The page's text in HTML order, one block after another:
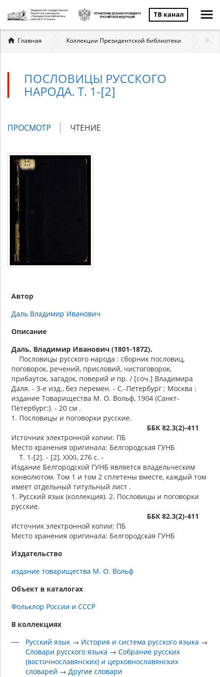
ТВ канал
Вы
здесь
Главная Коллекции Президентской библиотеки
ПОСЛОВИЦЫ РУССКОГО
НАРОДА. Т. 1-[2]
Главные
ПРОСМОТР (АКТИВНАЯ
ЧТЕНИЕ
Автор
Даль Владимир Иванович
Описание
Даль, Владимир Иванович (1801-1872).
Пословицы русского народа : сборник пословиц,
поговорок, речений, присловий, чистоговорок,
прибауток, загадок, поверий и пр. / [соч.] Владимира
Даля. - 3-е изд., без перемен. - С.-Петербург ; Москва :
издание Товарищества М. О. Вольф, 1904 (Санкт-
Петербург:). - 20 см .
1. Пословицы и поговорки русские.
ББК 82.3(2)-411
Источник электронной копии: ПБ
Место хранения оригинала: Белгородская ГУНБ
Т. 1-[2]. - [2], XXXI, 276 с. -
Издание Белгородской ГУНБ является владельческим
конволютом. Том 1 и том 2 сплетены вместе, каждый том
имеет отдельный титульный лист .
1. Русский язык (коллекция). 2. Пословицы и поговорки
русские.
ББК 82.3(2)-411
Источник электронной копии: ПБ
Место хранения оригинала: Белгородская ГУНБ
Издательство
издание товарищества М. О. Вольф
Объект в каталогах
Фольклор России и СССР
В коллекциях
Русский язык → История и система русского языка →
Словари русского языка →Собрание русских
(восточнославянских) и церковнославянских
словарей →Другие словари